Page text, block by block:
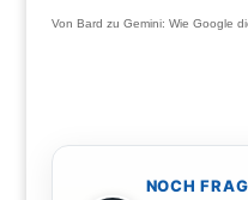
Von Bard zu Gemini: Wie Google
NOCH